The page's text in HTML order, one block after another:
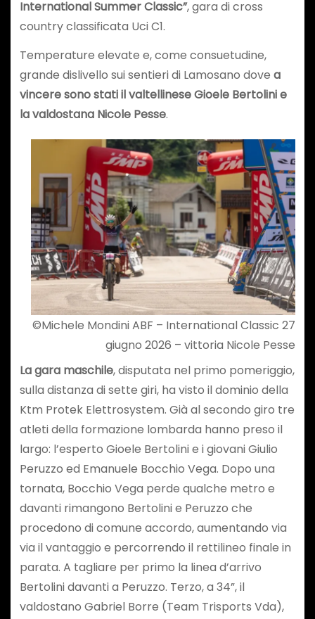
International Summer Classic”, gara di cross
country classificata Uci C1.
Temperature elevate e, come consuetudine,
grande dislivello sui sentieri di Lamosano dove a
vincere sono stati il valtellinese Gioele Bertolini e
la valdostana Nicole Pesse.
©Michele Mondini ABF – International Classic 27
giugno 2026 – vittoria Nicole Pesse
La gara maschile, disputata nel primo pomeriggio,
sulla distanza di sette giri, ha visto il dominio della
Ktm Protek Elettrosystem. Già al secondo giro tre
atleti della formazione lombarda hanno preso il
largo: l’esperto Gioele Bertolini e i giovani Giulio
Peruzzo ed Emanuele Bocchio Vega. Dopo una
tornata, Bocchio Vega perde qualche metro e
davanti rimangono Bertolini e Peruzzo che
procedono di comune accordo, aumentando via
via il vantaggio e percorrendo il rettilineo finale in
parata. A tagliare per primo la linea d’arrivo
Bertolini davanti a Peruzzo. Terzo, a 34”, il
valdostano Gabriel Borre (Team Trisports Vda),